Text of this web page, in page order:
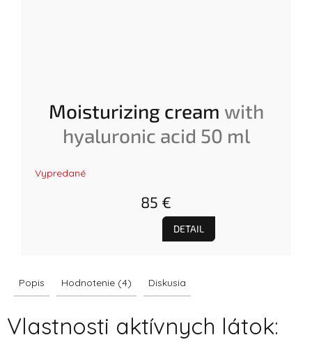
Moisturizing cream with
hyaluronic acid 50 ml
Vypredané
85 €
DETAIL
Popis Hodnotenie (4) Diskusia
Vlastnosti aktívnych látok: